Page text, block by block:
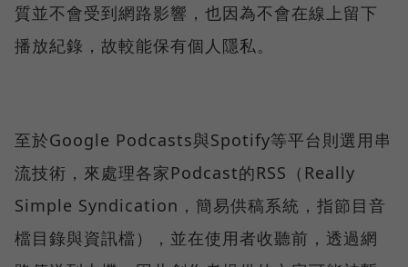
質並不會受到網路影響，也因為不會在線上留下
播放紀錄，故較能保有個人隱私。
至於Google Podcasts與Spotify等平台則選用串
流技術，來處理各家Podcast的RSS（Really
Simple Syndication，簡易供稿系統，指節目音
檔目錄與資訊檔），並在使用者收聽前，透過網